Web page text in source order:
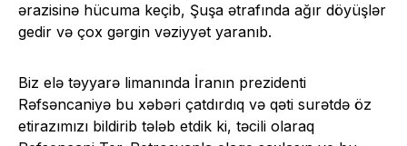
ərazisinə hücuma keçib, Şuşa ətrafında ağır döyüşlər
gedir və çox gərgin vəziyyət yaranıb.
Biz elə təyyarə limanında İranın prezidenti
Rəfsəncaniyə bu xəbəri çatdırdıq və qəti surətdə öz
etirazımızı bildirib tələb etdik ki, təcili olaraq